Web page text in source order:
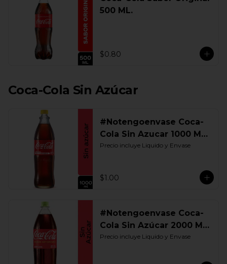
500 ML.
$0.80
Coca-Cola Sin Azúcar
#Notengoenvase Coca-
Cola Sin Azucar 1000 ML.
Retornable
Precio incluye Liquido y Envase
$1.00
#Notengoenvase Coca-
Cola Sin Azúcar 2000 ML.
Retornable
Precio incluye Liquido y Envase